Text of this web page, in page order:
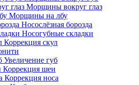
Морщины вокруг глаз
Морщины на лбу
Носослёзная борозда
Носогубные складки
Коррекция скул
Увеличение губ
Коррекция шеи
Коррекция носа